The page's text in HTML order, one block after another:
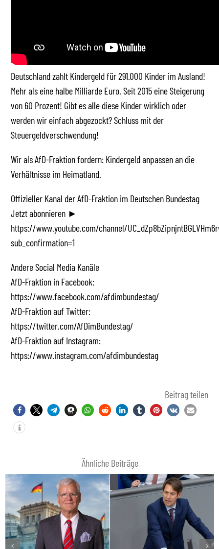
Deutschland zahlt Kindergeld für 291.000 Kinder im Ausland!
Mehr als eine halbe Milliarde Euro. Seit 2015 eine Steigerung
von 60 Prozent! Gibt es alle diese Kinder wirklich oder
werden wir einfach abgezockt? Schluss mit der
Steuergeldverschwendung!
Wir als AfD-Fraktion fordern: Kindergeld anpassen an die
Verhältnisse im Heimatland.
Offizieller Kanal der AfD-Fraktion im Deutschen Bundestag
Jetzt abonnieren ►
https://www.youtube.com/channel/
sub_confirmation=1
Andere Social Media Kanäle
AfD-Fraktion in Facebook:
https://www.facebook.com/afdimbundestag/
AfD-Fraktion auf Twitter:
https://twitter.com/AfDimBundestag/
AfD-Fraktion auf Instagram:
https://www.instagram.com/afdimbundestag
Beitrag teilen
Ähnliche Beiträge